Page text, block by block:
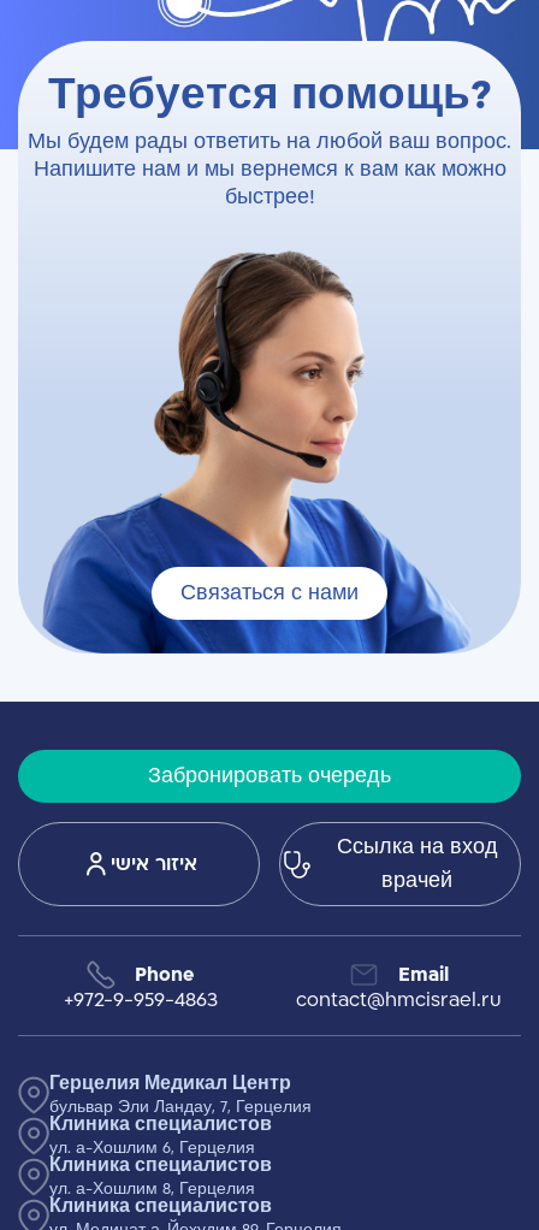
Требуется помощь?
Мы будем рады ответить на любой ваш вопрос.
Напишите нам и мы вернемся к вам как можно
быстрее!
Связаться с нами
Забронировать очередь
איזור אישי
Ссылка на вход
врачей
Phone
+972-9-959-4863
Email
contact@hmcisrael.ru
Герцелия Медикал Центр
бульвар Эли Ландау, 7, Герцелия
Клиника специалистов
ул. а-Хошлим 6, Герцелия
Клиника специалистов
ул. а-Хошлим 8, Герцелия
Клиника специалистов